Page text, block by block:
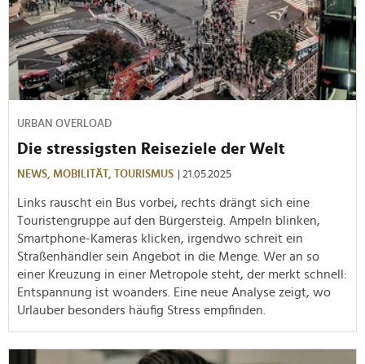
URBAN OVERLOAD
Die stressigsten Reiseziele der Welt
NEWS, MOBILITÄT, TOURISMUS | 21.05.2025
Links rauscht ein Bus vorbei, rechts drängt sich eine
Touristengruppe auf den Bürgersteig. Ampeln blinken,
Smartphone-Kameras klicken, irgendwo schreit ein
Straßenhändler sein Angebot in die Menge. Wer an so
einer Kreuzung in einer Metropole steht, der merkt schnell:
Entspannung ist woanders. Eine neue Analyse zeigt, wo
Urlauber besonders häufig Stress empfinden.